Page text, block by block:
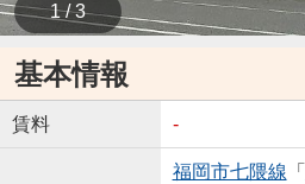
1 / 3
基本情報
賃料 -
福岡市七隈線 「